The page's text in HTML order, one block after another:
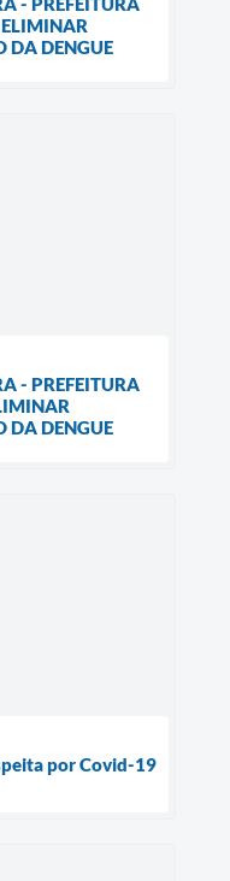
DA DENGUE
- PREFEITURA
DA DENGUE
por Covid-19